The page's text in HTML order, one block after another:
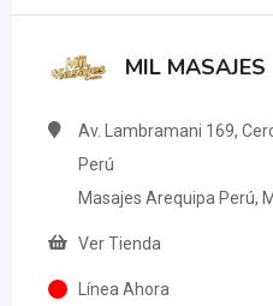
MIL MASAJES
Av. Lambramani 169,
Perú
Masajes Arequipa Perú,
Ver Tienda
Línea Ahora